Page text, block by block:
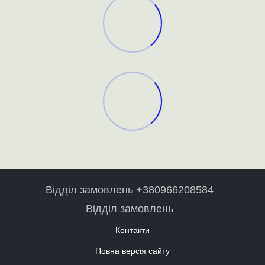
Відділ замовлень +380966208584
Відділ замовлень
Контакти
Повна версія сайту